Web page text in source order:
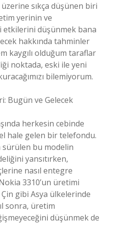
sıkça düşünen biri
yerinin ve
düşünmek bana
hakkında tahminler
kaygılı olduğum taraflar
noktada, eski ile yeni
bilemiyorum.
Bugün ve Gelecek
herkesin cebinde
hale gelen bir telefondu.
sürülen bu modelin
yansıtırken,
nasıl entegre
3310’un üretimi
gibi Asya ülkelerinde
sonra, üretim
düşünmek de